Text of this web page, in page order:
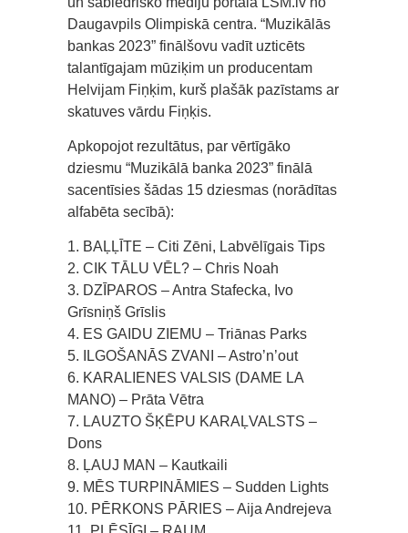
Daugavpils Olimpiskā centra. “Muzikālās
bankas 2023” finālšovu vadīt uzticēts
talantīgajam mūziķim un producentam
Helvijam Fiņķim, kurš plašāk pazīstams ar
skatuves vārdu Fiņķis.
Apkopojot rezultātus, par vērtīgāko
dziesmu “Muzikālā banka 2023” finālā
sacentīsies šādas 15 dziesmas (norādītas
alfabēta secībā):
1. BAĻĻĪTE – Citi Zēni, Labvēlīgais Tips
2. CIK TĀLU VĒL? – Chris Noah
3. DZĪPAROS – Antra Stafecka, Ivo
Grīsniņš Grīslis
4. ES GAIDU ZIEMU – Triānas Parks
5. ILGOŠANĀS ZVANI – Astro’n’out
6. KARALIENES VALSIS (DAME LA
MANO) – Prāta Vētra
7. LAUZTO ŠĶĒPU KARAĻVALSTS –
Dons
8. ĻAUJ MAN – Kautkaili
9. MĒS TURPINĀMIES – Sudden Lights
10. PĒRKONS PĀRIES – Aija Andrejeva